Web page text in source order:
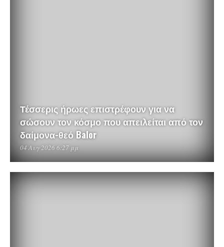
Τέσσερις ήρωες επιστρέφουν για να
σώσουν τον κόσμο που απειλείται από τον
δαίμονα-θεό Balor
04 Αυγ 2026 6:27 μμ